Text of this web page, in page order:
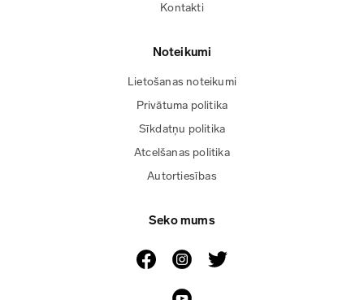
Kontakti
Noteikumi
Lietošanas noteikumi
Privātuma politika
Sīkdatņu politika
Atcelšanas politika
Autortiesības
Seko mums